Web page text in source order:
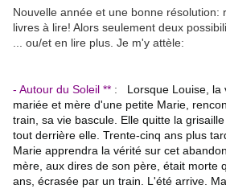
Nouvelle année et une bonne résolution:
livres à lire! Alors seulement deux
... ou/et en lire plus. Je m'y attèle:
- Autour du Soleil ** : Lorsque Louise, la
mariée et mère d'une petite Marie,
train, sa vie bascule. Elle quitte la
tout derrière elle. Trente-cinq ans plus
Marie apprendra la vérité sur cet
mère, aux dires de son père, était morte
ans, écrasée par un train. L'été arrive.